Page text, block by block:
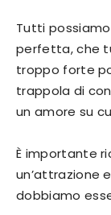
Tutti
perfetta, che
troppo forte
trappola di
un amore su
È importante
un’attrazione
dobbiamo